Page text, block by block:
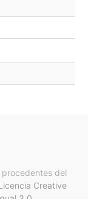
del
Creative